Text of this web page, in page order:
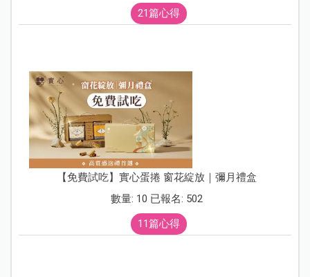
21篇心得
【免費試吃】實心蛋捲 窗花綻放｜彌月禮盒
數量: 10 已報名: 502
11篇心得